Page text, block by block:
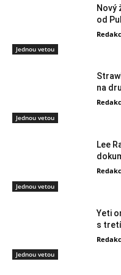
Jednou vetou
Nový
od
Jednou vetou
na
Jednou vetou
Lee
Jednou vetou
Yeti
s